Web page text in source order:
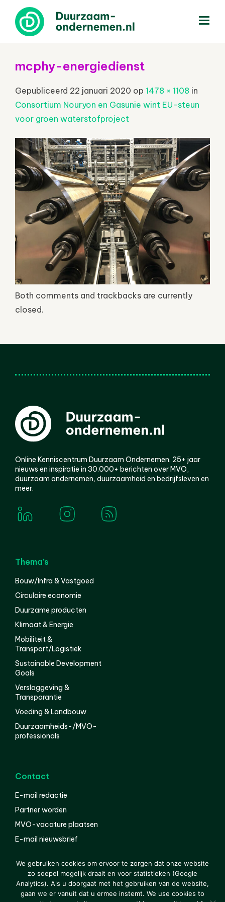
mcphy-energiedienst
Gepubliceerd 22 januari 2020 op 1478 × 1108 in
Consortium Nouryon en Gasunie wint EU-steun
voor groen waterstofproject
Both comments and trackbacks are currently
closed.
Online Kenniscentrum Duurzaam Ondernemen. 25+ jaar
nieuws en inspiratie in 30.000+ berichten over MVO,
duurzaam ondernemen, duurzaamheid en bedrijfsleven en
meer.
Thema’s
Bouw/Infra & Vastgoed
Circulaire economie
Duurzame producten
Klimaat & Energie
Mobiliteit &
Transport/Logistiek
Sustainable Development
Goals
Verslaggeving &
Transparantie
Voeding & Landbouw
Duurzaamheids-/MVO-
professionals
Contact
E-mail redactie
Partner worden
MVO-vacature plaatsen
E-mail nieuwsbrief
© 2000-2026 Van der Molen EIS Colofon
Disclaimer
We gebruiken cookies om ervoor te zorgen dat onze website
zo soepel mogelijk draait en voor statistieken (Google
Analytics). Als u doorgaat met het gebruiken van de website,
gaan we er vanuit dat u ermee instemt. We use cookies to